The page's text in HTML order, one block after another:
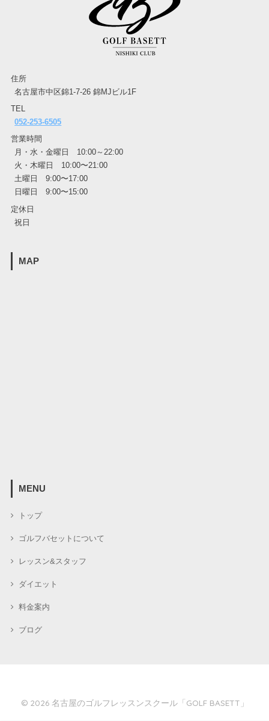
住所
名古屋市中区錦1-7-26 錦MJビル1F
TEL
052-253-6505
営業時間
月・水・金曜日 10:00～22:00
火・木曜日 10:00〜21:00
土曜日 9:00〜17:00
日曜日 9:00〜15:00
定休日
祝日
MAP
MENU
トップ
ゴルフバセットについて
レッスン&スタッフ
ダイエット
料金案内
ブログ
© 2026 名古屋のゴルフレッスンスクール「GOLF BASETT」